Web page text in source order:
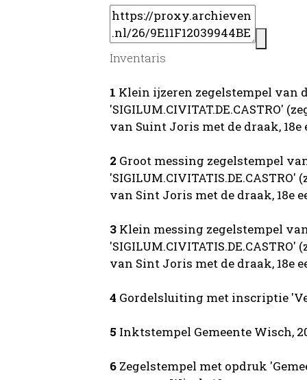
Inventaris
1 Klein ijzeren zegelstempel van
'SIGILUM.CIVITAT.DE.CASTRO'
van Suint Joris met de draak, 18e
2 Groot messing zegelstempel
van Sint Joris met de draak, 18e
3 Klein messing zegelstempel
van Sint Joris met de draak, 18e
4 Gordelsluiting met inscriptie
5 Inktstempel Gemeente Wisch,
6 Zegelstempel met opdruk